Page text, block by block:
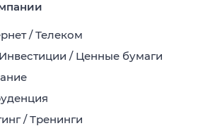
/ Телеком
/ Ценные бумаги
/ Тренинги